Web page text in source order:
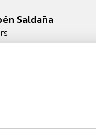
Saldaña